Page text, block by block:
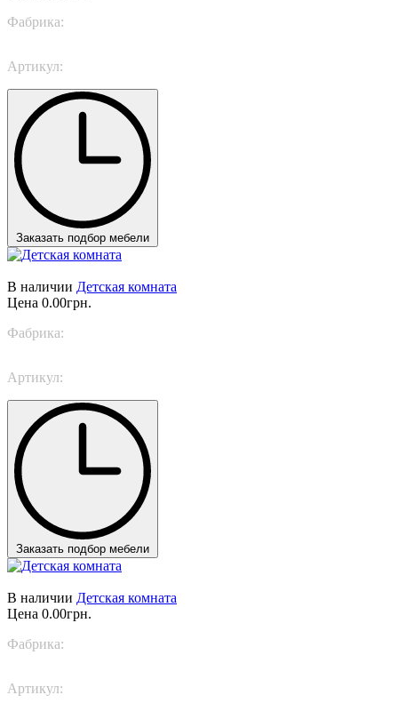
Фабрика:
Артикул:
Заказать подбор мебели
В наличии Детская комната
Цена 0.00грн.
Фабрика:
Артикул:
Заказать подбор мебели
В наличии Детская комната
Цена 0.00грн.
Фабрика:
Артикул: